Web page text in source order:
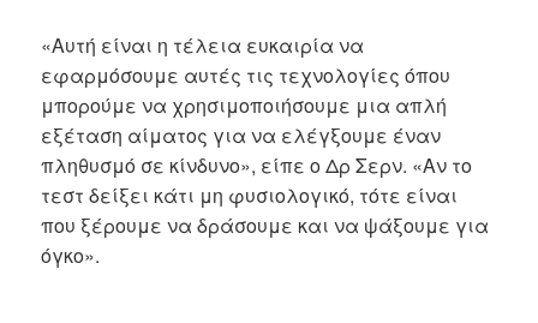
«Αυτή είναι η τέλεια ευκαιρία να
εφαρμόσουμε αυτές τις τεχνολογίες όπου
μπορούμε να χρησιμοποιήσουμε μια απλή
εξέταση αίματος για να ελέγξουμε έναν
πληθυσμό σε κίνδυνο», είπε ο Δρ Σερν. «Αν το
τεστ δείξει κάτι μη φυσιολογικό, τότε είναι
που ξέρουμε να δράσουμε και να ψάξουμε για
όγκο».